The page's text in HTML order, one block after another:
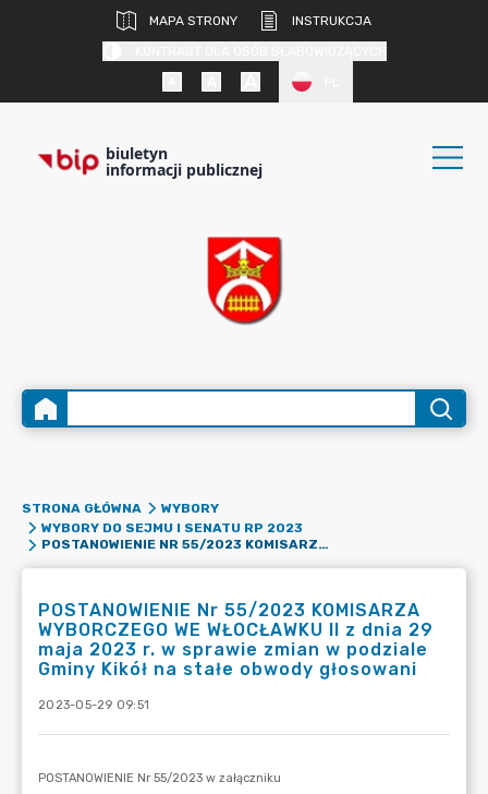
MAPA STRONY
INSTRUKCJA
biuletyn
informacji publicznej
STRONA GŁÓWNA
WYBORY
WYBORY DO SEJMU I SENATU RP 2023
POSTANOWIENIE NR 55/2023 KOMISARZA WYBORCZEGO WE WŁOCŁAWKU II Z DNIA 29 MAJA 2023 R. W SPRAWIE ZMIAN W PODZIALE GMINY KIKÓŁ NA STAŁE OBWODY GŁOSOWANI
POSTANOWIENIE Nr 55/2023 KOMISARZA
WYBORCZEGO WE WŁOCŁAWKU II z dnia 29
maja 2023 r. w sprawie zmian w podziale
Gminy Kikół na stałe obwody głosowani
2023-05-29 09:51